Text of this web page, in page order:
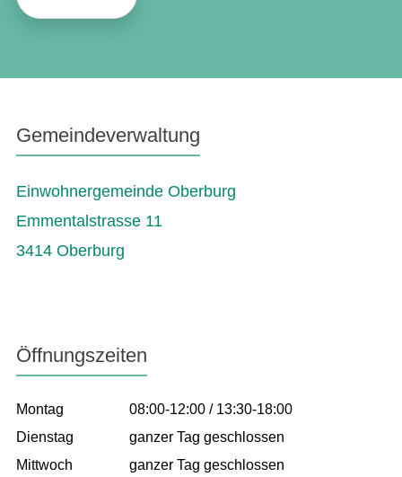
Gemeindeverwaltung
Einwohnergemeinde Oberburg
Emmentalstrasse 11
3414 Oberburg
Öffnungszeiten
Montag
08:00-12:00 / 13:30-18:00
Dienstag
ganzer Tag geschlossen
Mittwoch
ganzer Tag geschlossen